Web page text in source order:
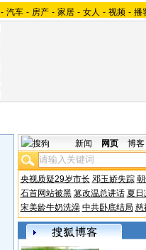
- 汽车 - 房产 - 家居 - 女人 - 视频 - 播
新闻 网页 博客
央视质疑29岁市长 邓玉娇失踪
石首网站被黑 篡改温总讲话 夏日
宋美龄牛奶洗澡 中共卧底结局 慈